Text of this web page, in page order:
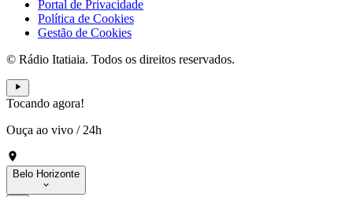
Portal de Privacidade
Política de Cookies
Gestão de Cookies
© Rádio Itatiaia. Todos os direitos reservados.
Tocando agora!
Ouça ao vivo / 24h
Belo Horizonte